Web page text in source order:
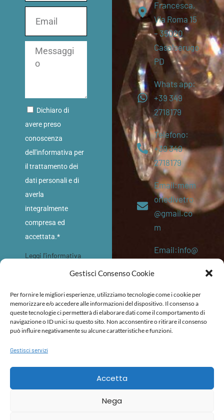
Gestisci Consenso Cookie
Per fornire le migliori esperienze, utilizziamo tecnologie come i cookie per
memorizzare e/o accedere alle informazioni del dispositivo. Il consenso a
queste tecnologie ci permetterà di elaborare dati come il comportamento di
navigazione o ID unici su questo sito. Non acconsentire o ritirare il consenso
può influire negativamente su alcune caratteristiche e funzioni.
Gestisci servizi
Accetta
Nega
Dichiaro di
avere preso
conoscenza
dell'informativa per
il trattamento dei
dati personali e di
averla
integralmente
compresa ed
accettata.*
Leggi l'informativa
INVIA
Francesca,
Via Roma 15
– 35020
Casalserugo
PD
Whats app:
+39 349
2718179
Telefono:
+39 349
2718179
Email:mem
oriedivetro
@gmail.co
m
Email:info@
etro.eu
P. IVA:
053645202
87